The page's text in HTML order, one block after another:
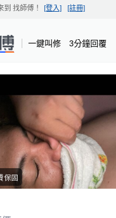
到 找師傅 ！ [登入] [註冊]
一鍵叫修 3分鐘回覆
保固